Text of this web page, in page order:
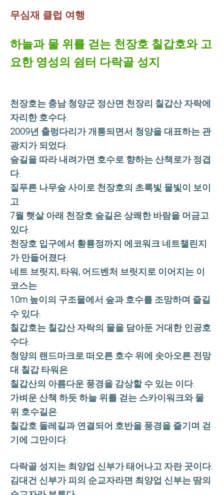
무심재 클럽 여행
하늘과 물 위를 걷는 천장호 칠갑호와 고
요한 영성의 쉼터 다락골 성지
천장호는 충남 청양군 정산면 천장리 칠갑산 자락에
자리한 호수다.
2009년 출렁다리가 개통되면서 청양을 대표하는 관
광지가 되었다.
숲길을 따라 내려가면 호수로 향하는 산책로가 정겹
다.
짙푸른 나무숲 사이로 천장호의 초록빛 물빛이 보이
고
7월 햇살 아래 천장호 숲길은 상쾌한 바람을 머금고
있다.
천장호 입구에서 황룡정까지 에코워크 네트챌린지
가 만들어졌다.
네트 브릿지, 타워, 어드벤처 브릿지로 이어지는 이
코스는
10m 높이의 구조물에서 숲과 호수를 조망하며 즐길
수 있다.
칠갑호는 칠갑산 자락의 물을 담아둔 거대한 인공호
수다.
청양의 랜드마크로 떠오른 호수 위에 솟아오른 전망
대 칠갑 타워은
칠갑산의 아름다운 풍경을 감상할 수 있는 이다.
가벼운 산책 하듯 하늘 위를 걷는 스카이워크와 물
위 호수길은
칠갑호 둘레길과 연결되어 호반을 풍경을 즐기며 걷
기에 그만이다.
다락골 성지는 최양업 신부가 태어나고 자란 곳이다.
김대건 신부가 피의 순교자라면 최양업 신부는 땀의